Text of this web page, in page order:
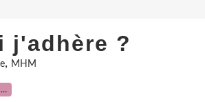
j'adhère ?
, MHM
…